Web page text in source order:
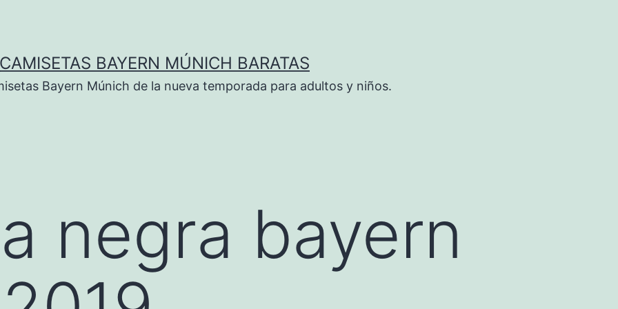
CAMISETAS BAYERN MÚNICH BARATAS
Bayern Múnich de la nueva temporada para adultos y niños.
negra bayern